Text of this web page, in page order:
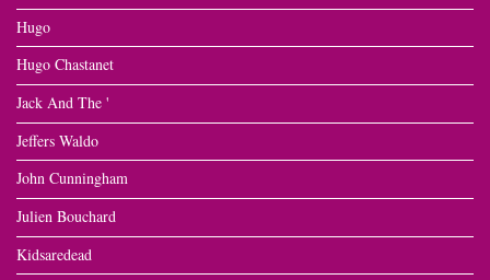
Hugo
Hugo Chastanet
Jack And The '
Jeffers Waldo
John Cunningham
Julien Bouchard
Kidsaredead